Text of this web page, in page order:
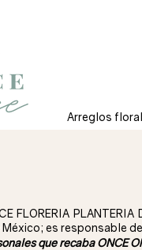
Arreglos
FLORERIA
es responsable
que recaba ONCE